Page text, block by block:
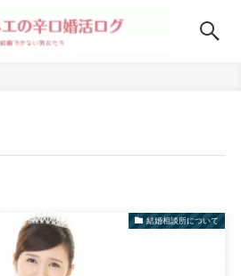
結婚相談所について